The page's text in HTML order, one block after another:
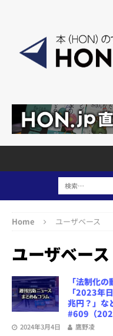
Home ユーザベース
ユーザベース
「法制化
「2023年
兆円？」な
#609（
2024年3月4日 鷹野凌